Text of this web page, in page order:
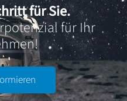
für Sie.
für Ihr